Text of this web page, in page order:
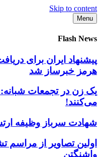
Skip to content
Menu
Flash News
پیشنهاد ایران برای
هرمز خبرساز شد
یک زن در تجمعات
می‌کنند!
شهادت سرباز وظیفه
اولین تصاویر از مراسم
واشنگتن